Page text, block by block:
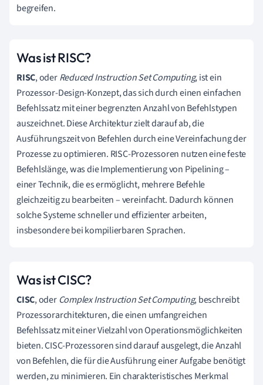
begreifen.
Was ist RISC?
RISC, oderReduced Instruction Set Computing, ist ein
Prozessor-Design-Konzept, das sich durch einen einfachen
Befehlssatz mit einer begrenzten Anzahl von Befehlstypen
auszeichnet. Diese Architektur zielt darauf ab, die
Ausführungszeit von Befehlen durch eine Vereinfachung der
Prozesse zu optimieren. RISC-Prozessoren nutzen eine feste
Befehlslänge, was die Implementierung von Pipelining –
einer Technik, die es ermöglicht, mehrere Befehle
gleichzeitig zu bearbeiten – vereinfacht. Dadurch können
solche Systeme schneller und effizienter arbeiten,
insbesondere bei kompilierbaren Sprachen.
Was ist CISC?
CISC, oder Complex Instruction Set Computing, beschreibt
Prozessorarchitekturen, die einen umfangreichen
Befehlssatz mit einer Vielzahl von Operationsmöglichkeiten
bieten. CISC-Prozessoren sind darauf ausgelegt, die Anzahl
von Befehlen, die für die Ausführung einer Aufgabe benötigt
werden, zu minimieren. Ein charakteristisches Merkmal